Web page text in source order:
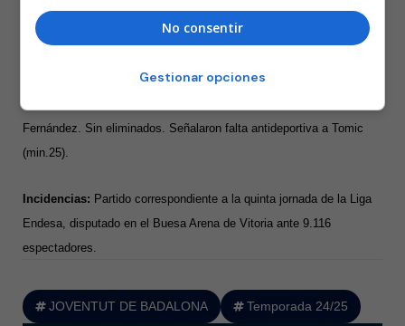
82 – Joventut Badalona (19+28+23+10):Dotson (12), Hanga (12),
Kraag (7), Gates (15) y Tomic (12) -cinco inicial-, Busquets (-),
Fernández. Sin eliminados. Señalaron falta antideportiva a Tomic
(min.25).
Incidencias: Partido correspondiente a la quinta jornada de la Liga
Endesa, disputado en el Buesa Arena de Vitoria ante 9.116
espectadores.
JOVENTUT DE BADALONA Temporada 24/25
No consentir
Gestionar opciones